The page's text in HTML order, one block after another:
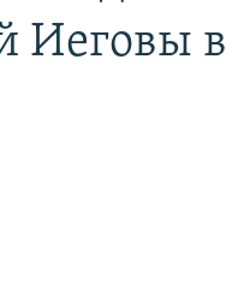
Иеговы в